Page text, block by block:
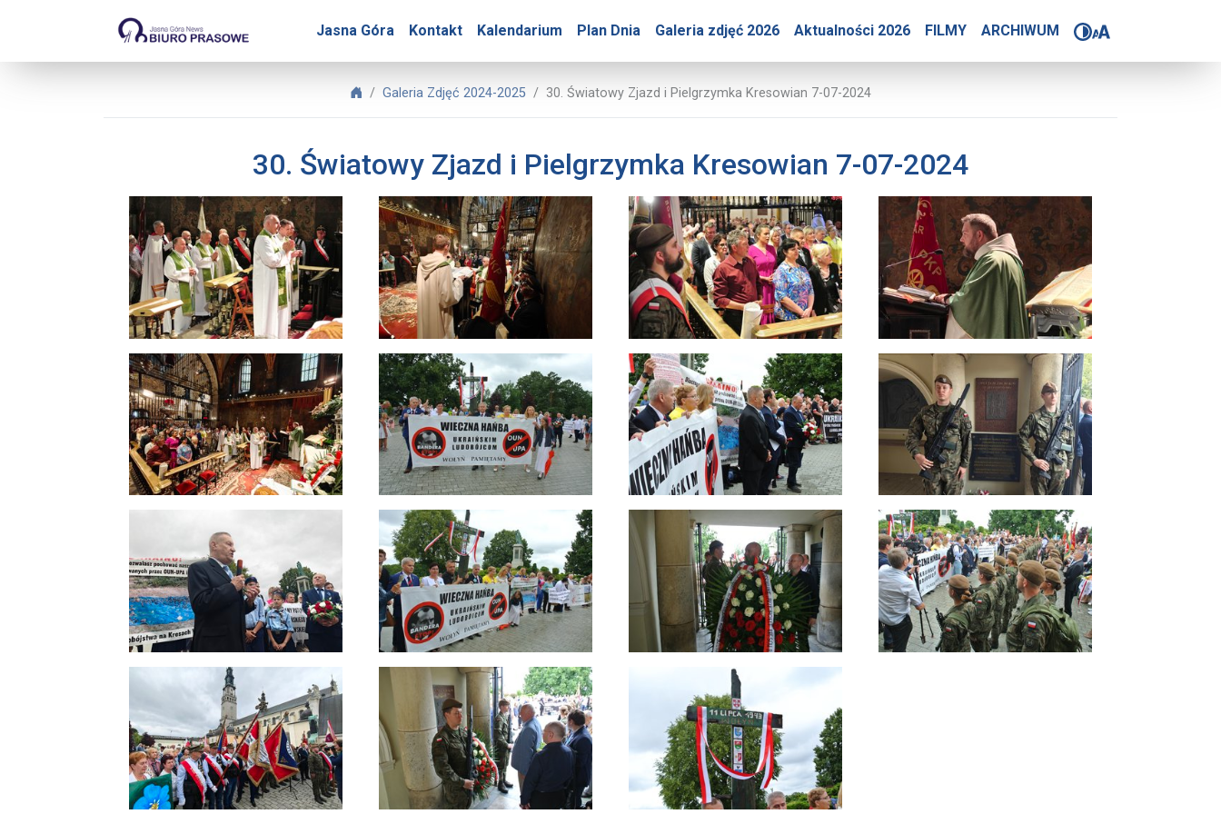
Jasna Góra Kontakt Kalendarium Plan Dnia Galeria zdjęć 2026 Aktualności 2026 FILMY ARCHIWUM
Biuro Prasowe Jasnej Góry – 30. Światowy Zjazd i Pielgrzymka Kresowian
Biuro Prasowe Jasnej Góry
Galeria Zdjęć 2024-2025 30. Światowy Zjazd i Pielgrzymka Kresowian 7-07-2024
30. Światowy Zjazd i Pielgrzymka Kresowian 7-07-2024